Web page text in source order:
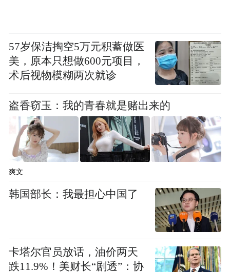
交给了美国中央司令部，但后者拒绝发表评
论。
Aerospace Studies）所长、退役空军将领大卫
·德普图拉（David Deptula）表示：“这真是一
个极其罕见的巧合。”德普图拉曾在1990至
1991年的海湾战争期间，担任“沙漠风暴行
德普图拉在接受CBS电话采访时表示，自越
南战争以来，他已想不起还有哪名飞行员在
同一场军事行动中，接连遭遇两次独立的被
击落事件。“这就像被闪电击中两次一样。”
57岁保洁掏空5万元积蓄做医
美，原本只想做600元项目，
术后视物模糊两次就诊
盗香窃玉：我的青春就是赌出来的
爽文
韩国部长：我最担心中国了
卡塔尔官员放话，油价两天
跌11.9%！美财长“剧透”：协